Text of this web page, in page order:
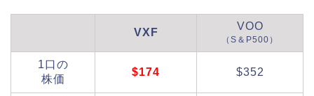
VXF
VOO
（S＆P500）
1口の
株価
$174 $352